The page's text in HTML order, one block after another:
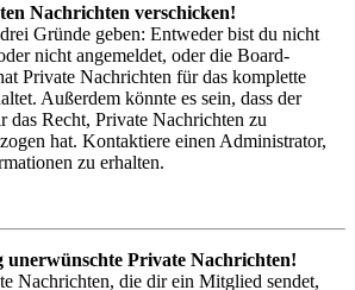
Nachrichten verschicken!
Gründe geben: Entweder bist du nicht
nicht angemeldet, oder die Board-
Private Nachrichten für das komplette
Außerdem könnte es sein, dass der
das Recht, Private Nachrichten zu
hat. Kontaktiere einen Administrator,
zu erhalten.
unerwünschte Private Nachrichten!
Nachrichten, die dir ein Mitglied sendet,